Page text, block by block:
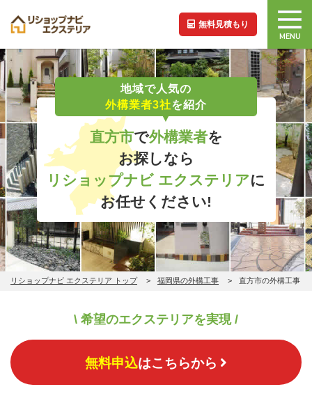
無料見積もり
MENU
地域で人気の
外構業者3社を紹介
直方市で外構業者を
お探しなら
リショップナビ エクステリアに
お任せください!
リショップナビ エクステリア トップ 福岡県の外構工事 直方市の外構工事
\ 希望のエクステリアを実現 /
無料申込はこちらから